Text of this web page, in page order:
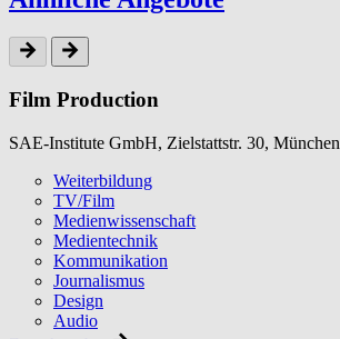
Film Production
SAE-Institute GmbH, Zielstattstr. 30, München
Weiterbildung
TV/Film
Medienwissenschaft
Medientechnik
Kommunikation
Journalismus
Design
Audio